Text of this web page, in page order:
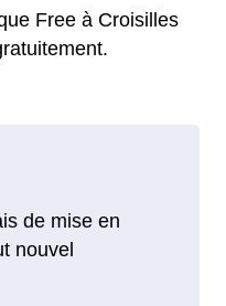
Free à Croisilles
de mise en
nouvel